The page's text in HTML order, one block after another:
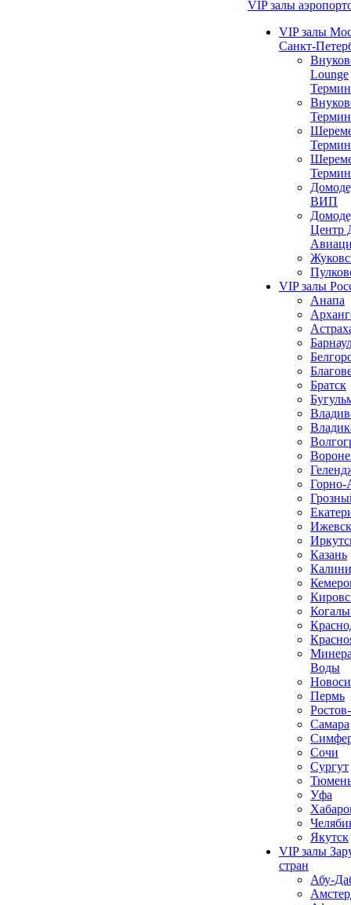
VIP залы
VIP залы
Санкт-
Lounge
ВИП
Центр
VIP залы
Анапа
Братск
Горно-
Ижевск
Казань
Воды
Пермь
Самара
Сочи
Сургут
Уфа
Якутск
VIP залы
стран
Абу-